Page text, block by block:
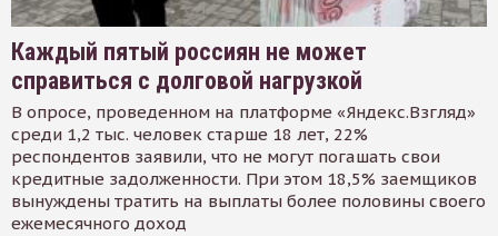
Каждый пятый россиян не может
справиться с долговой нагрузкой
В опросе, проведенном на платформе «Яндекс.Взгляд»
среди 1,2 тыс. человек старше 18 лет, 22%
респондентов заявили, что не могут погашать свои
кредитные задолженности. При этом 18,5% заемщиков
вынуждены тратить на выплаты более половины своего
ежемесячного доход